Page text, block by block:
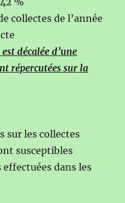
collectes de l’année
décalée d’une
répercutées sur la
sur les collectes
susceptibles
effectuées dans les